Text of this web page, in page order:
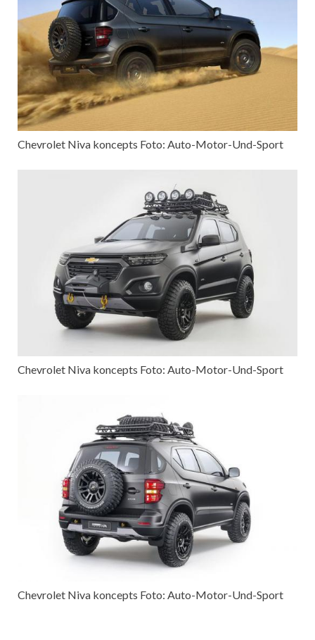
Chevrolet Niva koncepts Foto: Auto-Motor-Und-Sport
Chevrolet Niva koncepts Foto: Auto-Motor-Und-Sport
Chevrolet Niva koncepts Foto: Auto-Motor-Und-Sport